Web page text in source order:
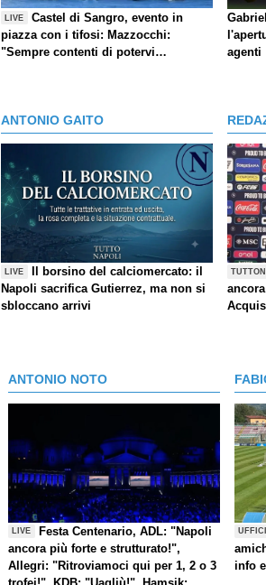
LIVE
Castel di Sangro, evento in
piazza con i tifosi: Mazzocchi:
"Sempre contenti di potervi
contributo"
agenti
ANTONIO GAITO
LIVE
Il borsino del calciomercato: il
Napoli sacrifica Gutierrez, ma non si
sbloccano arrivi
ANTONIO NOTO
LIVE
Festa Centenario, ADL: "Napoli
ancora più forte e strutturato!",
Allegri: "Ritroviamoci qui per 1, 2 o 3
info